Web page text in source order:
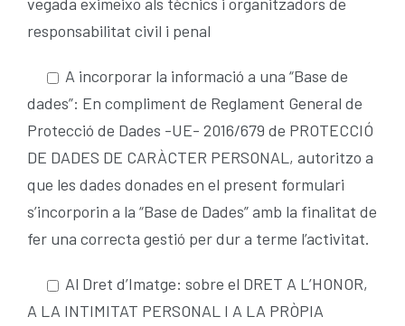
responsabilitat civil i penal
A incorporar la informació a una “Base de
dades”: En compliment de Reglament General de
Protecció de Dades -UE- 2016/679 de PROTECCIÓ
DE DADES DE CARÀCTER PERSONAL, autoritzo a
que les dades donades en el present formulari
s’incorporin a la “Base de Dades” amb la finalitat de
fer una correcta gestió per dur a terme l’activitat.
Al Dret d’Imatge: sobre el DRET A L’HONOR,
A LA INTIMITAT PERSONAL I A LA PRÒPIA